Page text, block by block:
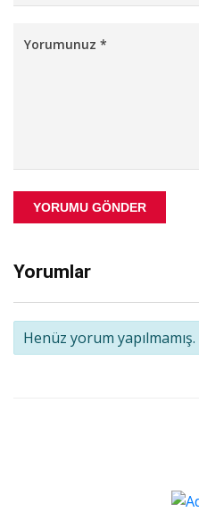
YORUMU GÖNDER
Yorumlar
Henüz yorum yapılmamış.